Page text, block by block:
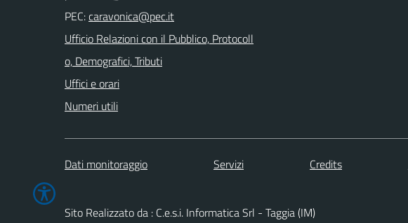
PEC:
Ufficio Relazioni con il Pubblico, Protocoll
o, Demografici, Tributi
Uffici e orari
Numeri utili
Dati monitoraggio Servizi Credits
Sito Realizzato da : C.e.s.i. Informatica Srl - Taggia (IM)